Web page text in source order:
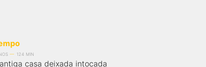
124 MIN
casa deixada intocada